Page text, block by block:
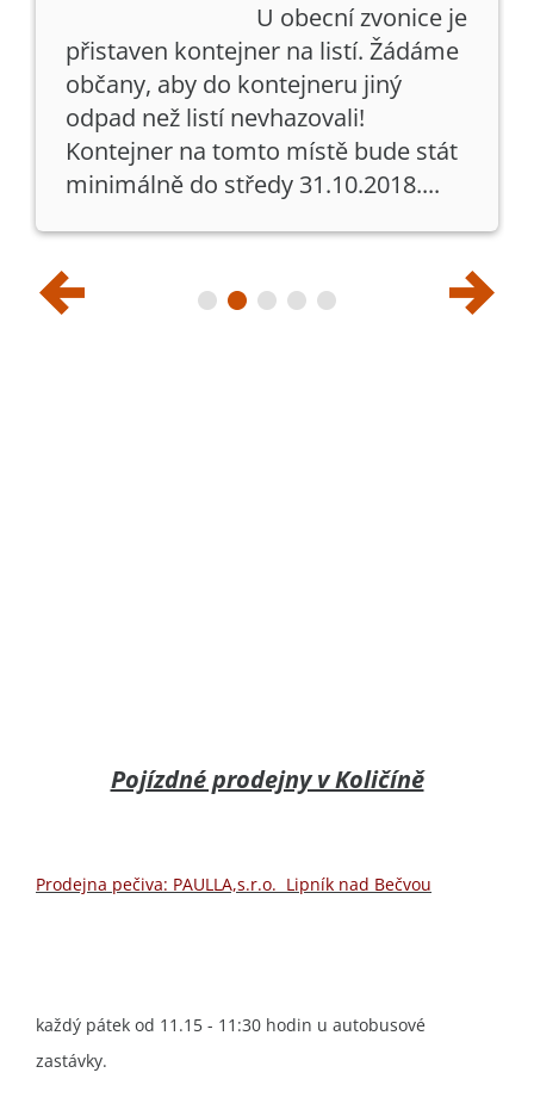
U obecní zvonice je
přistaven kontejner na listí. Žádáme
občany, aby do kontejneru jiný
odpad než listí nevhazovali!
Kontejner na tomto místě bude stát
minimálně do středy 31.10.2018....
Pojízdné prodejny v Količíně
Prodejna pečiva: PAULLA,s.r.o. Lipník nad Bečvou
každý pátek od 11.15 - 11:30 hodin u autobusové
zastávky.